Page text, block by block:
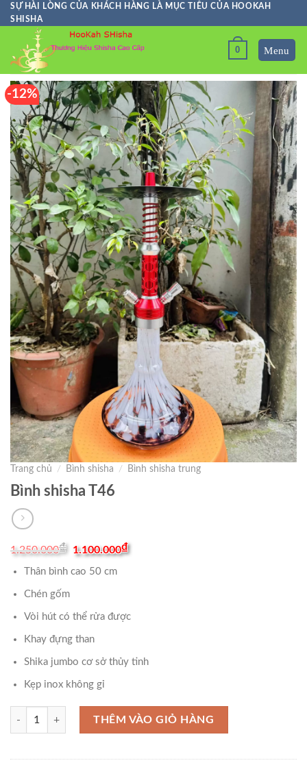
Skip
to
content
SỰ HÀI LÒNG CỦA KHÁCH HÀNG LÀ MỤC TIÊU CỦA HOOKAH
SHISHA
0
-12%
Trang chủ / Bình shisha / Bình shisha trung
Bình shisha T46
1.250.000₫
Original
price
was:
1.100.000₫Current
price
Thân bình cao 50 cm
Chén gốm
Vòi hút có thể rửa được
Khay đựng than
Shika jumbo cơ sở thủy tinh
Kẹp inox không gỉ
Bình shisha T46 số lượng
THÊM VÀO GIỎ HÀNG